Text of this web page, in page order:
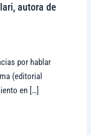
autora de
por hablar
(editorial
en […]